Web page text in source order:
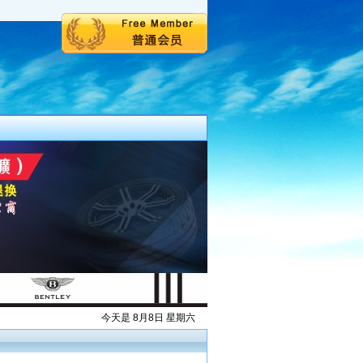
今天是 8月8日 星期六